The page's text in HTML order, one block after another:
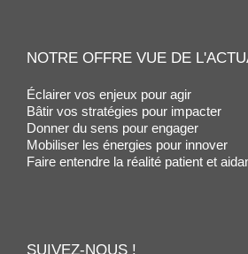
NOTRE OFFRE VUE DE
Éclairer vos enjeux pour agir
Bâtir vos stratégies pour impacter
Donner du sens pour engager
Mobiliser les énergies pour innover
Faire entendre la réalité patient et
SUIVEZ-NOUS !